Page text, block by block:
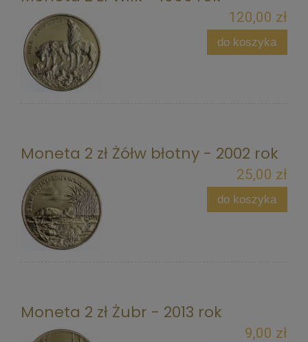
120,00 zł
do koszyka
Moneta 2 zł Żółw błotny - 2002 rok
25,00 zł
do koszyka
Moneta 2 zł Żubr - 2013 rok
9,00 zł